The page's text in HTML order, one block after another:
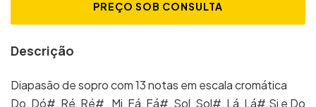
Descrição
Diapasão de sopro com 13 notas em escala cromática
Do, Dó#, Ré, Ré# , Mi, Fá, Fá#, Sol, Sol#, Lá, Lá#,Si e Do